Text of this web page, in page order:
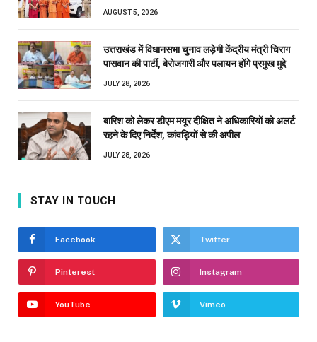
AUGUST 5, 2026
उत्तराखंड में विधानसभा चुनाव लड़ेगी केंद्रीय मंत्री चिराग
पासवान की पार्टी, बेरोजगारी और पलायन होंगे प्रमुख मुद्दे
JULY 28, 2026
बारिश को लेकर डीएम मयूर दीक्षित ने अधिकारियों को अलर्ट
रहने के दिए निर्देश, कांवड़ियों से की अपील
JULY 28, 2026
STAY IN TOUCH
Facebook Twitter
Pinterest Instagram
YouTube Vimeo